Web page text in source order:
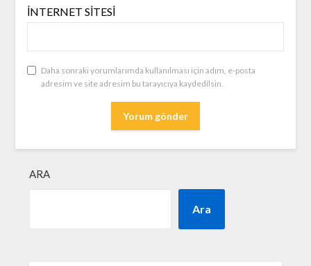
İNTERNET SITESI
Daha sonraki yorumlarımda kullanılması için adım, e-posta
adresim ve site adresim bu tarayıcıya kaydedilsin.
ARA
Ara